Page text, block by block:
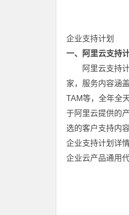
企业支持计划
一、
阿里云支持
阿里云支持
家，服务内容涵
TAM等，全年全
于阿里云提供的
选的客户支持内
企业支持计划详情
企业云产品通用代